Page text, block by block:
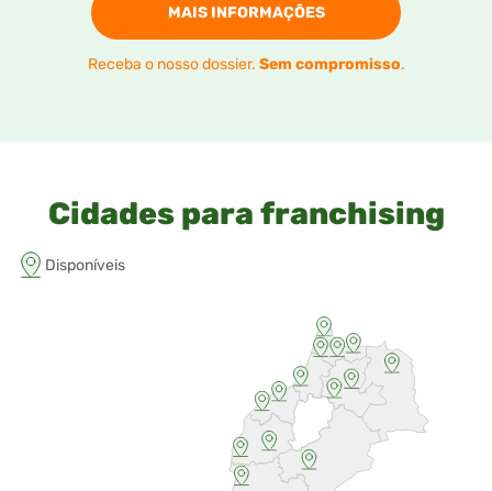
MAIS INFORMAÇÕES
Receba o nosso dossier. Sem compromisso.
Cidades para franchising
Disponíveis